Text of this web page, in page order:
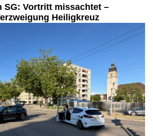
SG: Vortritt missachtet –
Heiligkreuz